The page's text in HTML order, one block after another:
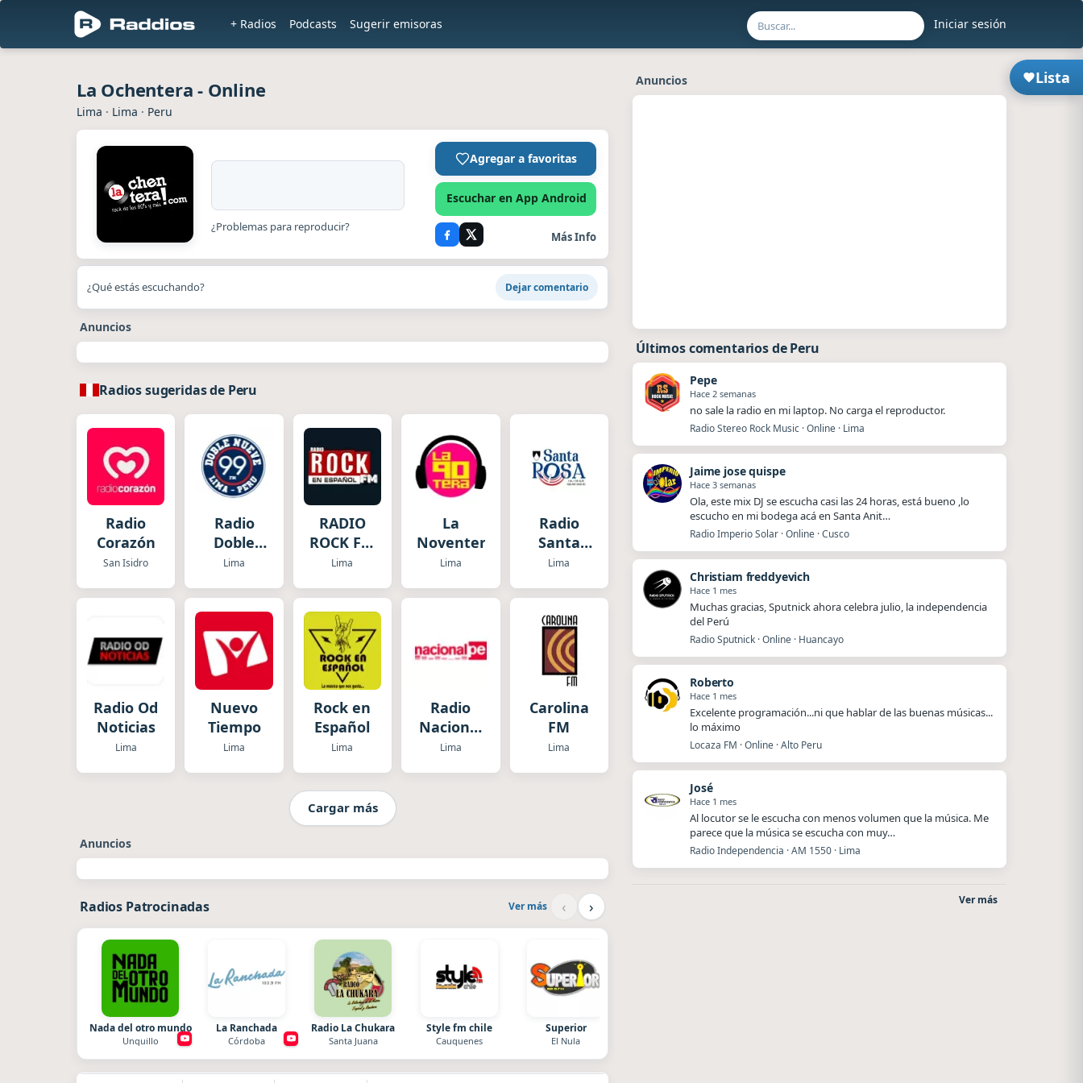
Iniciar sesión
+ Radios Podcasts Sugerir emisoras
Lista
La Ochentera - Online
Lima · Lima · Peru
¿Problemas para reproducir?
Agregar a favoritas
Escuchar en App Android
Más Info
¿Qué estás escuchando? Dejar comentario
Anuncios
Radios sugeridas de Peru
Radio
Corazón
San Isidro
Radio
Doble
Nueve
Lima
RADIO
ROCK FM
en
Lima
La
Noventera
Lima
Radio
Santa
Rosa
Lima
Radio Od
Noticias
Lima
Nuevo
Tiempo
Lima
Rock en
Español
Lima
Radio
Nacional
del Perú
Lima
Carolina
FM
Lima
Cargar más
Anuncios
Radios Patrocinadas Ver más ‹ ›
Nada del otro mundo
Unquillo
La Ranchada
Córdoba
Radio La Chukara
Santa Juana
Style fm chile
Cauquenes
Superior
El Nula
Anuncios
Últimos comentarios de Peru
Pepe
Hace 2 semanas
no sale la radio en mi laptop. No carga el reproductor.
Radio Stereo Rock Music · Online · Lima
Jaime jose quispe
Hace 3 semanas
Ola, este mix DJ se escucha casi las 24 horas, está bueno ,lo
escucho en mi bodega acá en Santa Anit…
Radio Imperio Solar · Online · Cusco
Christiam freddyevich
Hace 1 mes
Muchas gracias, Sputnick ahora celebra julio, la independencia
del Perú
Radio Sputnick · Online · Huancayo
Roberto
Hace 1 mes
Excelente programación...ni que hablar de las buenas músicas...
lo máximo
Locaza FM · Online · Alto Peru
José
Hace 1 mes
Al locutor se le escucha con menos volumen que la música. Me
parece que la música se escucha con muy…
Radio Independencia · AM 1550 · Lima
Ver más